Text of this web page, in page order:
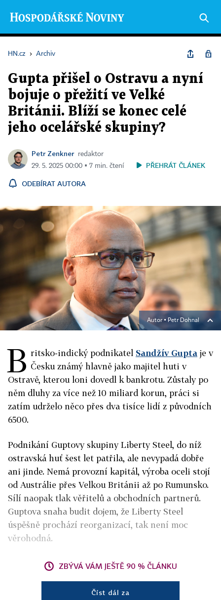
HN.cz › Archiv
Gupta přišel o Ostravu a nyní
bojuje o přežití ve Velké
Británii. Blíží se konec celé
jeho ocelářské skupiny?
Petr Zenkner
redaktor
29. 5. 2025 00:00 ▪ 7 min. čtení
PŘEHRÁT ČLÁNEK
ODEBÍRAT AUTORA
Autor ▪ Petr Dohnal
B ritsko-indický podnikatel Sandžív Gupta je v
Česku známý hlavně jako majitel huti v
Ostravě, kterou loni dovedl k bankrotu. Zůstaly po
něm dluhy za více než 10 miliard korun, práci si
zatím udrželo něco přes dva tisíce lidí z původních
6500.
Podnikání Guptovy skupiny Liberty Steel, do níž
ostravská huť šest let patřila, ale nevypadá dobře
ani jinde. Nemá provozní kapitál, výroba oceli stojí
od Austrálie přes Velkou Británii až po Rumunsko.
Sílí naopak tlak věřitelů a obchodních partnerů.
Guptova snaha budit dojem, že Liberty Steel
úspěšně prochází reorganizací, tak není moc
věrohodná.
ZBÝVÁ VÁM JEŠTĚ 90 % ČLÁNKU
Číst dál za